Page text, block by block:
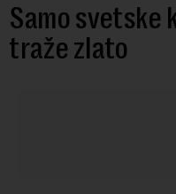
Samo svetske
traže zlato